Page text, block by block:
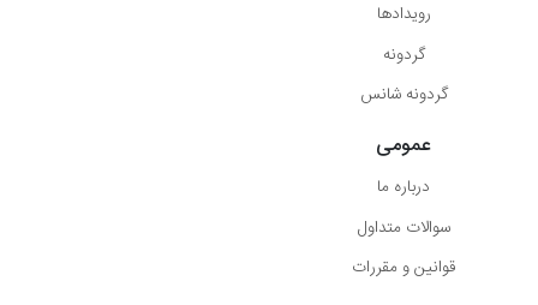
رویدادها
گردونه
گردونه شانس
عمومی
درباره ما
سوالات متداول
قوانین و مقررات